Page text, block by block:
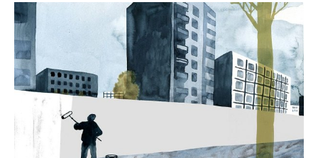
r
i
g
e
r
I